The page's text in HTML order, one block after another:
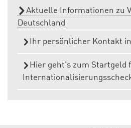
Aktuelle Informationen zu
Deutschland
Ihr persönlicher Kontakt
Hier geht’s zum Startgeld